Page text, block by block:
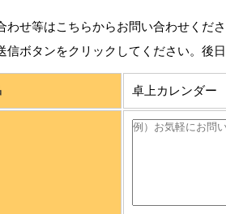
せ等はこちらからお問い合わせくださ
信ボタンをクリックしてください。後
卓上カレンダー